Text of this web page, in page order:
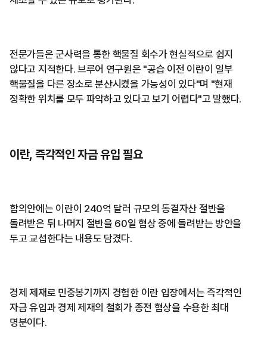
전문가들은 군사력을 통한 핵물질 회수가 현실적으로 쉽지
않다고 지적한다. 브루어 연구원은 "공습 이전 이란이 일부
핵물질을 다른 장소로 분산시켰을 가능성이 있다"며 "현재
정확한 위치를 모두 파악하고 있다고 보기 어렵다"고 말했다.
이란, 즉각적인 자금 유입 필요
합의안에는 이란이 240억 달러 규모의 동결자산 절반을
돌려받은 뒤 나머지 절반을 60일 협상 중에 돌려받는 방안을
두고 교섭한다는 내용도 담겼다.
경제 제재로 민중봉기까지 경험한 이란 입장에서는 즉각적인
자금 유입과 경제 제재의 철회가 종전 협상을 수용한 최대
명분이다.